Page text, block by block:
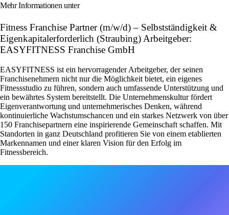
Mehr Informationen unter
Fitness Franchise Partner (m/w/d) – Selbstständigkeit &
Eigenkapitalerforderlich (Straubing) Arbeitgeber:
EASYFITNESS Franchise GmbH
EASYFITNESS ist ein hervorragender Arbeitgeber, der seinen
Franchisenehmern nicht nur die Möglichkeit bietet, ein eigenes
Fitnessstudio zu führen, sondern auch umfassende Unterstützung und
ein bewährtes System bereitstellt. Die Unternehmenskultur fördert
Eigenverantwortung und unternehmerisches Denken, während
kontinuierliche Wachstumschancen und ein starkes Netzwerk von über
150 Franchisepartnern eine inspirierende Gemeinschaft schaffen. Mit
Standorten in ganz Deutschland profitieren Sie von einem etablierten
Markennamen und einer klaren Vision für den Erfolg im
Fitnessbereich.